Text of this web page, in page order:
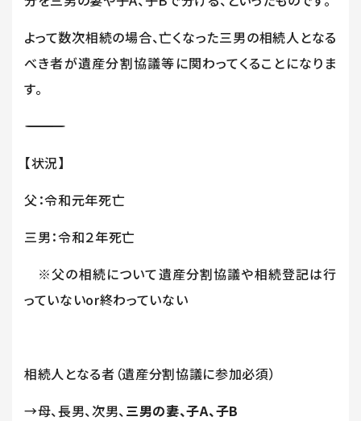
よって数次相続の場合、亡くなった三男の相続人となる
べき者が遺産分割協議等に関わってくることになりま
す。
―――――――――――――――――――――――
【状況】
父：令和元年死亡
三男：令和２年死亡
※父の相続について遺産分割協議や相続登記は行
っていないor終わっていない
相続人となる者（遺産分割協議に参加必須）
→母、長男、次男、三男の妻、子A、子B